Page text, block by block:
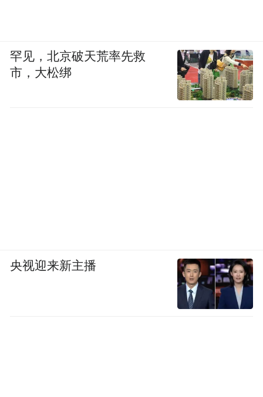
罕见，北京破天荒率先救
市，大松绑
央视迎来新主播